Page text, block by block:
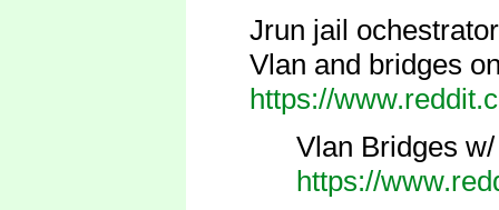
Jrun jail
Vlan and bridges
https://
Vlan Bridges
https://